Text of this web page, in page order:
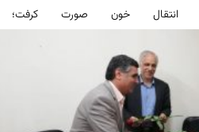
خون صورت کرفت؛